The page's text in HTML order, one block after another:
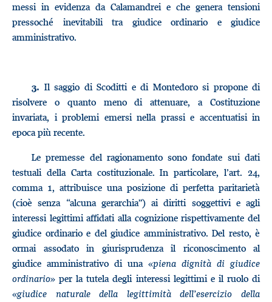
messi in evidenza da Calamandrei e che genera tensioni
pressoché inevitabili tra giudice ordinario e giudice
amministrativo.
3. Il saggio di Scoditti e di Montedoro si propone di
risolvere o quanto meno di attenuare, a Costituzione
invariata, i problemi emersi nella prassi e accentuatisi in
epoca più recente.
Le premesse del ragionamento sono fondate sui dati
testuali della Carta costituzionale. In particolare, l’art. 24,
comma 1, attribuisce una posizione di perfetta paritarietà
(cioè senza “alcuna gerarchia”) ai diritti soggettivi e agli
interessi legittimi affidati alla cognizione rispettivamente del
giudice ordinario e del giudice amministrativo. Del resto, è
ormai assodato in giurisprudenza il riconoscimento al
giudice amministrativo di una «piena dignità di giudice
ordinario» per la tutela degli interessi legittimi e il ruolo di
«giudice naturale della legittimità dell’esercizio della